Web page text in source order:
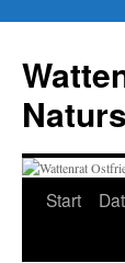
springen
Start